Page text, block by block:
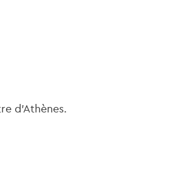
d’Athènes.